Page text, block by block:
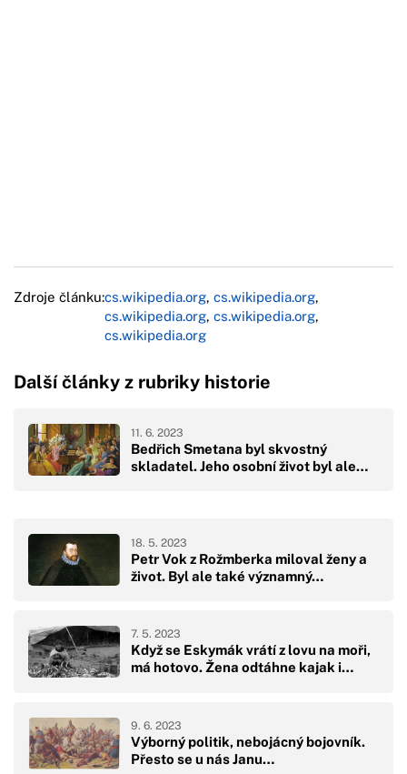
Zdroje článku:cs.wikipedia.org, cs.wikipedia.org,
cs.wikipedia.org, cs.wikipedia.org,
cs.wikipedia.org
Další články z rubriky historie
Bedřich Smetana byl skvostný
skladatel. Jeho osobní život byl ale…
11. 6. 2023
Petr Vok z Rožmberka miloval ženy a
život. Byl ale také významný…
18. 5. 2023
Když se Eskymák vrátí z lovu na moři,
má hotovo. Žena odtáhne kajak i…
7. 5. 2023
Výborný politik, nebojácný bojovník.
Přesto se u nás Janu…
9. 6. 2023